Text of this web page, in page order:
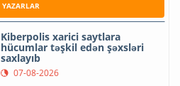
YAZARLAR
Kiberpolis xarici saytlara
hücumlar təşkil edən şəxsləri
saxlayıb
07-08-2026